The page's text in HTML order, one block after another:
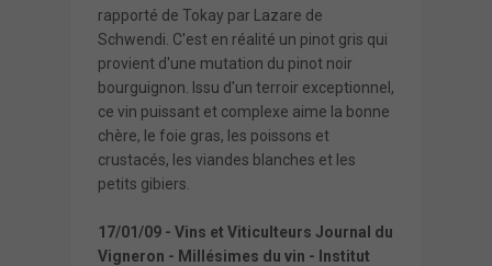
rapporté de Tokay par Lazare de
Schwendi. C'est en réalité un pinot gris qui
provient d'une mutation du pinot noir
bourguignon. Issu d'un terroir exceptionnel,
ce vin puissant et complexe aime la bonne
chère, le foie gras, les poissons et
crustacés, les viandes blanches et les
petits gibiers.
17/01/09 - Vins et Viticulteurs Journal du
Vigneron - Millésimes du vin - Institut